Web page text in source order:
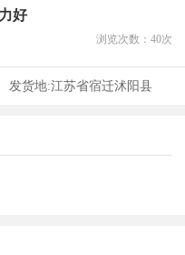
好
浏览次数： 40次
发货地:江苏省宿迁沭阳县